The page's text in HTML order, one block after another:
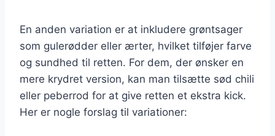
En anden variation er at inkludere grøntsager
som gulerødder eller ærter, hvilket tilføjer farve
og sundhed til retten. For dem, der ønsker en
mere krydret version, kan man tilsætte sød chili
eller peberrod for at give retten et ekstra kick.
Her er nogle forslag til variationer: